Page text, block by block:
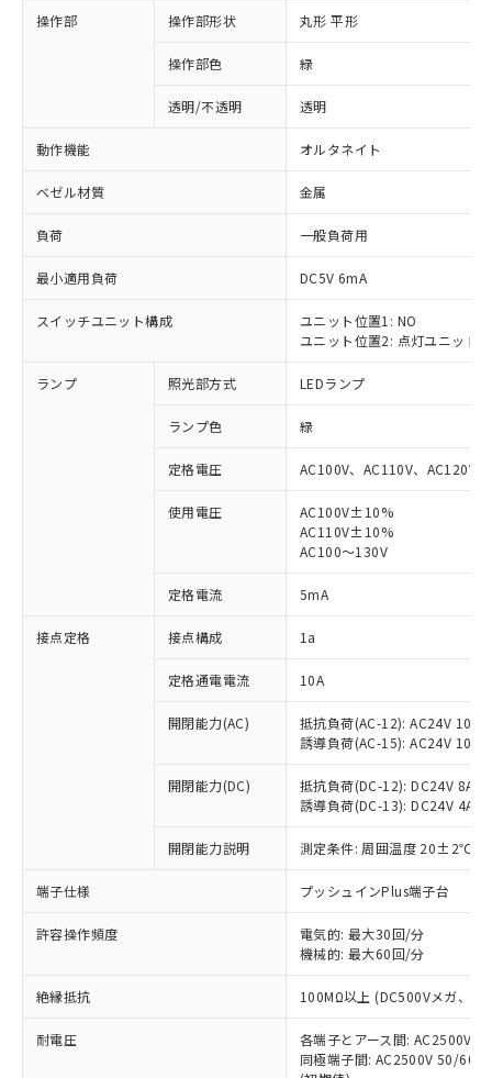
操作部 操作部形状 丸形 平形
操作部色 緑
透明/不透明 透明
動作機能 オルタネイト
ベゼル材質 金属
負荷 一般負荷用
最小適用負荷 DC5V 6mA
スイッチユニット構成
ユニット位置1: NO
ユニット位置2: 点灯ユニット
ランプ 照光部方式 LEDランプ
ランプ色 緑
定格電圧 AC100V、AC110V、AC120V
使用電圧
AC100V±10%
AC110V±10%
AC100～130V
定格電流 5mA
接点定格 接点構成 1a
定格通電電流 10A
開閉能力(AC)
抵抗負荷(AC-12): AC24V 10A/
誘導負荷(AC-15): AC24V
開閉能力(DC)
抵抗負荷(DC-12): DC24V 8A/
誘導負荷(DC-13): DC24V 4A/
開閉能力説明 測定条件: 周囲温度 20±2℃、
端子仕様 プッシュインPlus端子台
許容操作頻度
電気的: 最大30回/分
機械的: 最大60回/分
絶縁抵抗 100MΩ以上 (DC500Vメガ、点
耐電圧
各端子とアース間: AC2500V
同極端子間: AC2500V 50/
ご利用条件
以下の条件をお読みいただき、同意のうえ
本サービスは、当社制御機器事業取扱
商品の当社在庫状況および標準価格
(税抜)を提供させていただくもので
当社制御機器事業取扱商品の中には、
ことをご了承ください。
在庫状況および標準価格照会結果は、
記載している更新日時点での社内デー
タに基づき作成されるものであり、閲
覧された時点での実際の在庫および標
準価格とは異なる場合があることをご
対応済み：EU RoHS指令（10物質）の
非含有に対応した製品が提供可能な商品で
す。
対応予定：EU RoHS指令（10物質）の非含
有に対応した製品に切り替える予定のある
対応予定なし：EU RoHS指令（10物質）の
非含有に非対応の商品で、対応品を出す予
調査・確認中：EU RoHS指令（10物質）の
非含有の対応状況を調査中または確認中の
非該当品：ライセンス料など無形物で、有
害物質有無と関係のない商品です。
仕入先様の事情により、非含有部品として
いたものが、含有品と判明した場合などや
むを得ず変更することがあります。
*EU RoHS指令（10物質）：
鉛(Pb) 1000ppm以下、 水銀(Hg) 1000ppm以下、 カド
六価クロム(Cr(Ⅵ)) 1000ppm以下、ポリ臭化ビフェニル
類(PBB) 1000ppm以下、ポリ臭化ジフェニルエーテル類
「○」：最大均質材料含有率が中国RoHSの
基準値以下であることを示します。
「×」：最大均質材料含有率が中国RoHSの
基準値を超えていることを示します。
「－」：未確認です。当社販売部門へお問
*中国RoHS10物質の基準値 (GB/T26572)：
Pb(鉛) :1000ppm、 Hg(水銀) : 1000ppm、 Cd(カドミウ
Cr(Ⅵ)(六価クロム) : 1000ppm、 PBBs(ポリ臭化ビフェ
当社は、これら貴社製品のうち、外国
為替および外国貿易法に定める商品
または国外への提供する場合は、日本
国政府の輸出許可(または役務取引許
可)を取得するなどの必要な手続きを